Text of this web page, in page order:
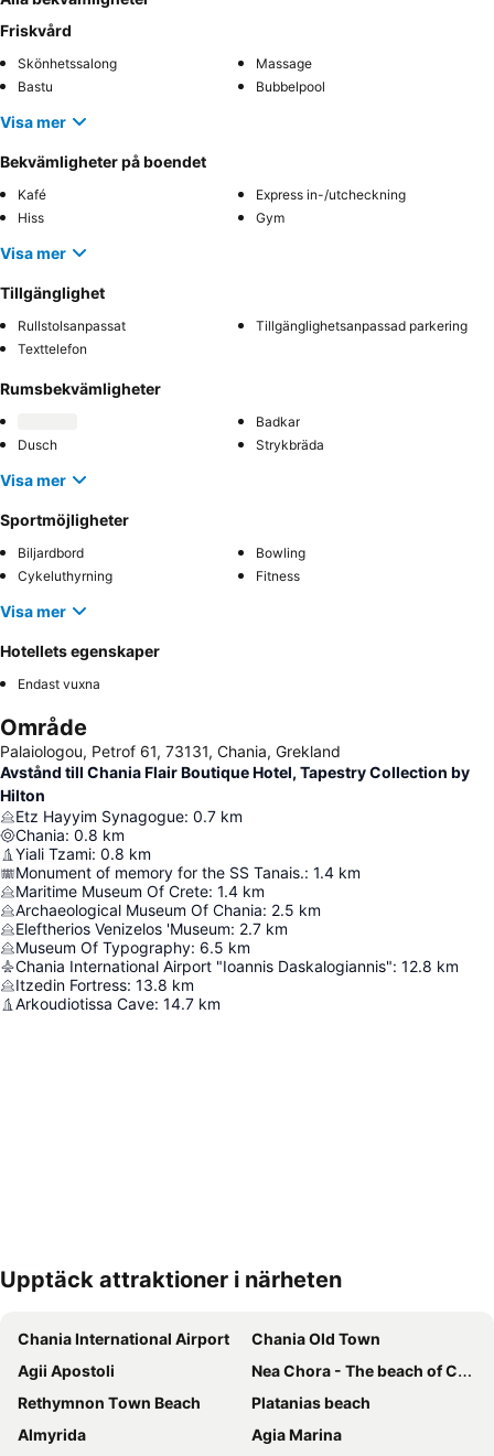
Friskvård
Skönhetssalong
Massage
Bastu
Bubbelpool
Visa mer
Bekvämligheter på boendet
Kafé
Express in-/utcheckning
Hiss
Gym
Visa mer
Tillgänglighet
Rullstolsanpassat
Tillgänglighetsanpassad parkering
Texttelefon
Rumsbekvämligheter
Badkar
Dusch
Strykbräda
Visa mer
Sportmöjligheter
Biljardbord
Bowling
Cykeluthyrning
Fitness
Visa mer
Hotellets egenskaper
Endast vuxna
Område
Palaiologou, Petrof 61, 73131, Chania, Grekland
Avstånd till Chania Flair Boutique Hotel, Tapestry Collection by
Hilton
Etz Hayyim Synagogue: 0.7 km
Chania: 0.8 km
Yiali Tzami: 0.8 km
Monument of memory for the SS Tanais.: 1.4 km
Maritime Museum Of Crete: 1.4 km
Archaeological Museum Of Chania: 2.5 km
Eleftherios Venizelos 'Museum: 2.7 km
Museum Of Typography: 6.5 km
Chania International Airport "Ioannis Daskalogiannis": 12.8 km
Itzedin Fortress: 13.8 km
Arkoudiotissa Cave: 14.7 km
Förstora kartan
Upptäck attraktioner i närheten
Chania International Airport
Chania Old Town
Agii Apostoli
Nea Chora - The beach of Chania
Rethymnon Τown Beach
Platanias beach
Almyrida
Agia Marina